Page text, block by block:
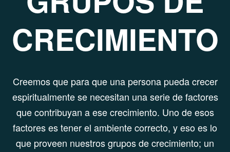
CRECIMIENTO
Creemos que para que una persona pueda crecer
espiritualmente se necesitan una serie de factores
que contribuyan a ese crecimiento. Uno de esos
factores es tener el ambiente correcto, y eso es lo
que proveen nuestros grupos de crecimiento; un